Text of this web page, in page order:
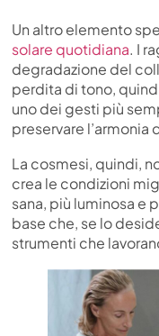
Un altro elemento
solare quotidiana. I
degradazione del
perdita di tono,
uno dei gesti più
preservare l’armonia
La cosmesi, quindi,
crea le condizioni
sana, più luminosa e
base che, se lo
strumenti che